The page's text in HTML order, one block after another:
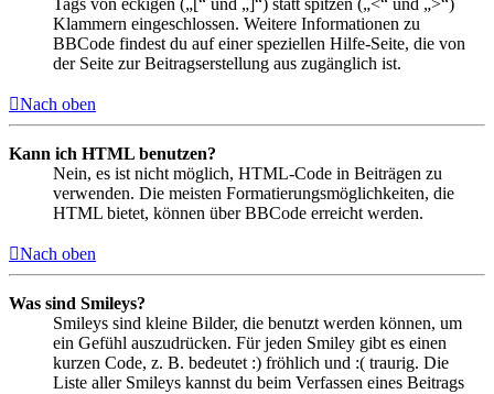
Klammern eingeschlossen. Weitere Informationen zu
BBCode findest du auf einer speziellen Hilfe-Seite, die von
der Seite zur Beitragserstellung aus zugänglich ist.
Nach oben
Kann ich HTML benutzen?
Nein, es ist nicht möglich, HTML-Code in Beiträgen zu
verwenden. Die meisten Formatierungsmöglichkeiten, die
HTML bietet, können über BBCode erreicht werden.
Nach oben
Was sind Smileys?
Smileys sind kleine Bilder, die benutzt werden können, um
ein Gefühl auszudrücken. Für jeden Smiley gibt es einen
kurzen Code, z. B. bedeutet :) fröhlich und :( traurig. Die
Liste aller Smileys kannst du beim Verfassen eines Beitrags